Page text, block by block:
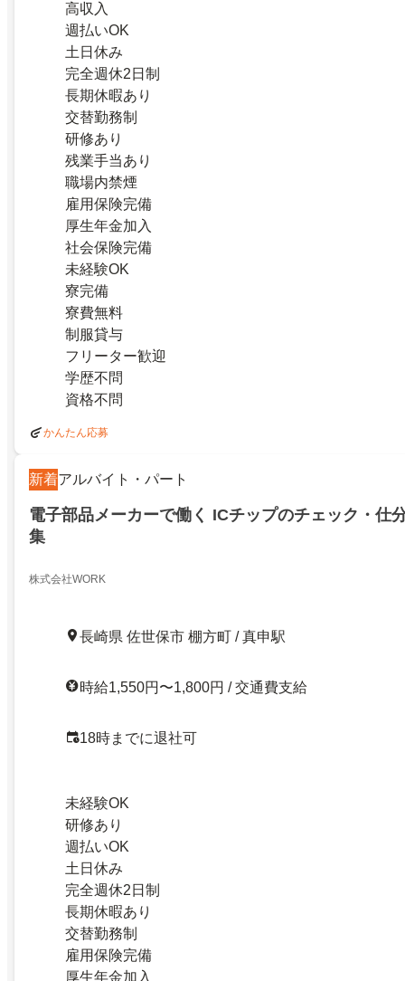
高収入
週払いOK
土日休み
完全週休2日制
長期休暇あり
交替勤務制
研修あり
残業手当あり
職場内禁煙
雇用保険完備
厚生年金加入
社会保険完備
未経験OK
寮完備
寮費無料
制服貸与
フリーター歓迎
学歴不問
資格不問
かんたん応募
新着アルバイト・パート
電子部品メーカーで働く ICチップのチェック・仕
集
株式会社WORK
長崎県 佐世保市 棚方町 / 真申駅
時給1,550円〜1,800円 / 交通費支給
18時までに退社可
未経験OK
研修あり
週払いOK
土日休み
完全週休2日制
長期休暇あり
交替勤務制
雇用保険完備
厚生年金加入